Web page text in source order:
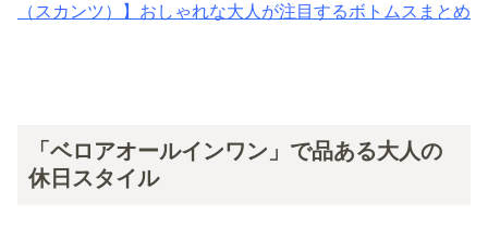
（スカンツ）】おしゃれな大人が注目するボトムスまとめ
「ベロアオールインワン」で品ある大人の
休日スタイル